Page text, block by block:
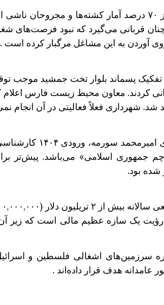
اما واقعیت تلخ این آمارها اینجاست که بیش از ۷۰
قربانی می‌گیرد که نبود فرصت‌های
آوردن به این مشاغل مرگبار کرده است .
پسماند بلوار تخت جمشید موجب
کردند. معاون محیط زیست فارس
شد. شهرداری فعلاً فعالیتی در آن
کمیته انضباطی
جمهوری اسلامی» می‌باشد. پیش‌تر
شده بود.
دلار) است
یک سازه عظیم مالی است که زیر
اشغالی فلسطین و اسرائیل
عامدانه هدف قرار داده‌اند .